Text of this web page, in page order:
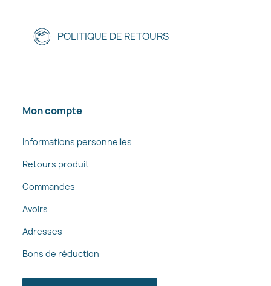
POLITIQUE DE RETOURS
Mon compte
Informations personnelles
Retours produit
Commandes
Avoirs
Adresses
Bons de réduction